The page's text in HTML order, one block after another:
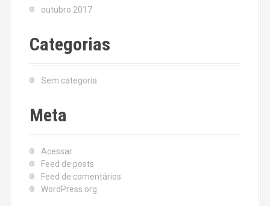
outubro 2017
Categorias
Sem categoria
Meta
Acessar
Feed de posts
Feed de comentários
WordPress.org